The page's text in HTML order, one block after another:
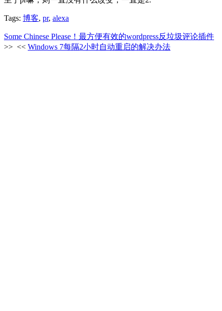
Tags: 博客, pr, alexa
Some Chinese Please！最方便有效的wordpress反垃圾评论插件
>> << Windows 7每隔2小时自动重启的解决办法